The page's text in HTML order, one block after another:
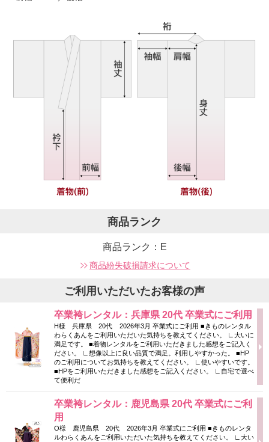
商品ランク
商品ランク：E
商品紛失破損請求について
ご利用いただいたお客様の声
卒業袴レンタル：兵庫県 20代 卒業式にご利用
H様 兵庫県 20代 2026年3月 卒業式にご利用 ■きものレンタル
わらくあんをご利用いただいた気持ちを教えてください。 ∟大いに
満足です。 ■着物レンタルをご利用いただきました感想をご記入く
ださい。 ∟想像以上に良い品質で満足。利用しやすかった。 ■HP
のご利用についてお気持ちを教えてください。 ∟使いやすいです。
■HPをご利用いただきました感想をご記入ください。 ∟自宅で選べ
て便利だ
卒業袴レンタル：鹿児島県 20代 卒業式にご利
用
O様 鹿児島県 20代 2026年3月 卒業式にご利用 ■きものレンタ
ルわらくあんをご利用いただいた気持ちを教えてください。 ∟大い